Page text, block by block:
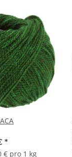
*
€ pro 1 kg